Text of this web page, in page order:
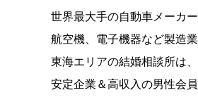
世界最大手の自動車メーカ
航空機、電子機器など製造
東海エリアの結婚相談所は、
安定企業＆高収入の男性会